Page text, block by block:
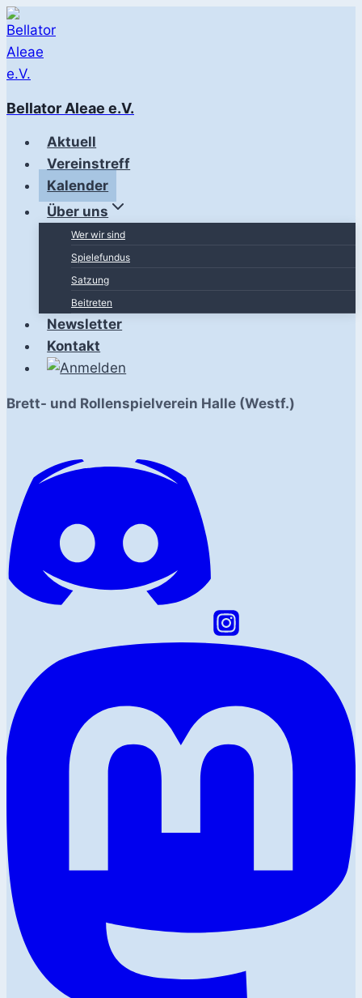
Zum
Inhalt
springen
Bellator Aleae e.V.
Aktuell
Vereinstreff
Kalender
Über uns
Wer wir sind
Spielefundus
Satzung
Beitreten
Newsletter
Kontakt
Brett- und Rollenspielverein Halle (Westf.)